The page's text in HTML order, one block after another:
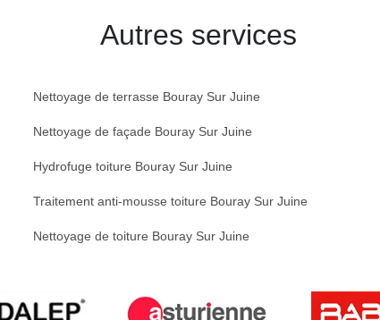
Autres services
Nettoyage de terrasse Bouray Sur Juine
Nettoyage de façade Bouray Sur Juine
Hydrofuge toiture Bouray Sur Juine
Traitement anti-mousse toiture Bouray Sur Juine
Nettoyage de toiture Bouray Sur Juine